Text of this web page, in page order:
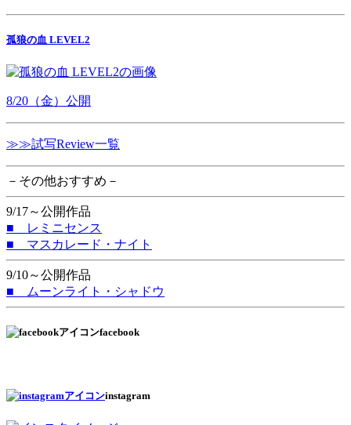
孤狼の血 LEVEL2
8/20（金）公開
≫≫試写Review一覧
－その他おすすめ－
9/17～公開作品
■ レミニセンス
■ マスカレード・ナイト
9/10～公開作品
■ ムーンライト・シャドウ
facebook
instagram